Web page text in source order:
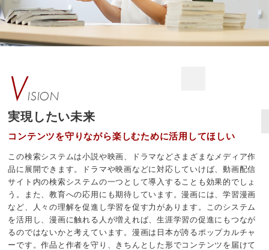
VISION
実現したい未来
コンテンツを守りながら楽しむために活用してほしい
この検索システムは小説や映画、ドラマなどさまざまなメディア作
品に展開できます。ドラマや映画などに対応していけば、動画配信
サイト内の検索システムの一つとして導入することも効果的でしょ
う。また、教育への応用にも期待しています。漫画には、学習漫画
など、人々の理解を促進し学習を促す力があります。このシステム
を活用し、漫画に触れる人が増えれば、生涯学習の促進にもつなが
るのではないかと考えています。漫画は日本が誇るポップカルチャ
ーです。作品と作者を守り、きちんとした形でコンテンツを届けて